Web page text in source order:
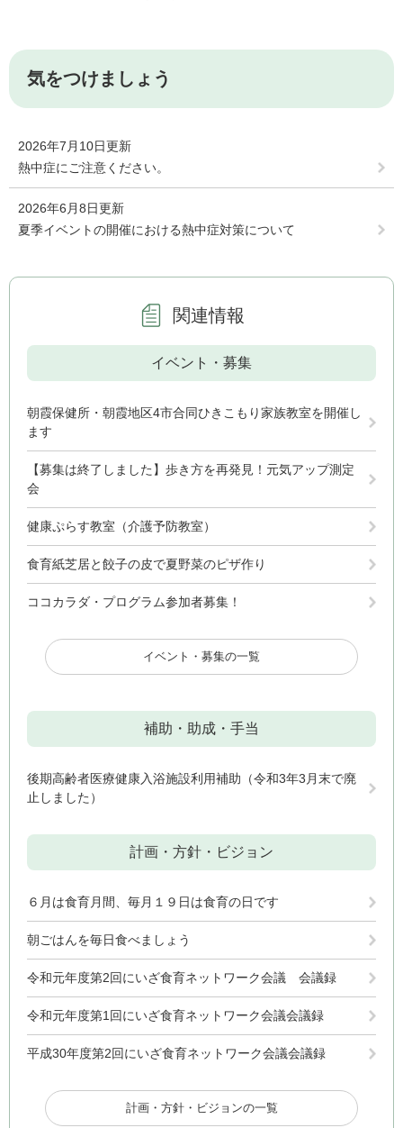
気をつけましょう
2026年7月10日更新
熱中症にご注意ください。
2026年6月8日更新
夏季イベントの開催における熱中症対策について
関連情報
イベント・募集
朝霞保健所・朝霞地区4市合同ひきこもり家族教室を開催し
ます
【募集は終了しました】歩き方を再発見！元気アップ測定
会
健康ぷらす教室（介護予防教室）
食育紙芝居と餃子の皮で夏野菜のピザ作り
ココカラダ・プログラム参加者募集！
イベント・募集の一覧
補助・助成・手当
後期高齢者医療健康入浴施設利用補助（令和3年3月末で廃
止しました）
計画・方針・ビジョン
６月は食育月間、毎月１９日は食育の日です
朝ごはんを毎日食べましょう
令和元年度第2回にいざ食育ネットワーク会議 会議録
令和元年度第1回にいざ食育ネットワーク会議会議録
平成30年度第2回にいざ食育ネットワーク会議会議録
計画・方針・ビジョンの一覧